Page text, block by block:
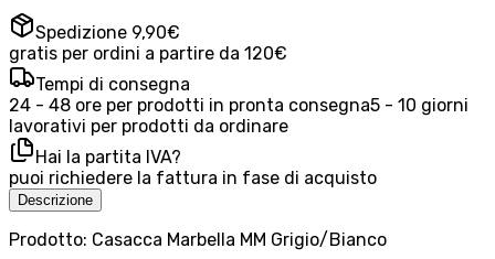
Spedizione 9,90€
gratis per ordini a partire da 120€
Tempi di consegna
24 - 48 ore per prodotti in pronta consegna5 - 10 giorni
lavorativi per prodotti da ordinare
Hai la partita IVA?
puoi richiedere la fattura in fase di acquisto
Descrizione
Prodotto: Casacca Marbella MM Grigio/Bianco